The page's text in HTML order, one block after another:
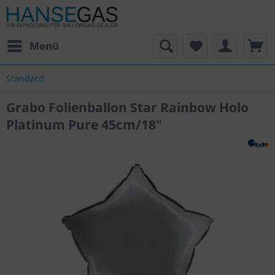
Menü
Standard
Grabo Folienballon Star Rainbow Holo
Platinum Pure 45cm/18"